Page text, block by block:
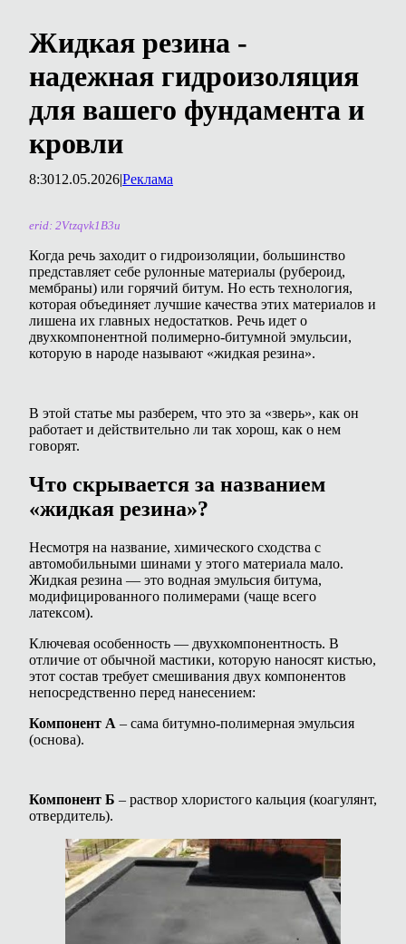
Жидкая резина -
надежная гидроизоляция
для вашего фундамента и
кровли
8:3012.05.2026|Реклама
erid: 2Vtzqvk1B3u
Когда речь заходит о гидроизоляции, большинство
представляет себе рулонные материалы (рубероид,
мембраны) или горячий битум. Но есть технология,
которая объединяет лучшие качества этих материалов и
лишена их главных недостатков. Речь идет о
двухкомпонентной полимерно-битумной эмульсии,
которую в народе называют «жидкая резина».
В этой статье мы разберем, что это за «зверь», как он
работает и действительно ли так хорош, как о нем
говорят.
Что скрывается за названием
«жидкая резина»?
Несмотря на название, химического сходства с
автомобильными шинами у этого материала мало.
Жидкая резина — это водная эмульсия битума,
модифицированного полимерами (чаще всего
латексом).
Ключевая особенность — двухкомпонентность. В
отличие от обычной мастики, которую наносят кистью,
этот состав требует смешивания двух компонентов
непосредственно перед нанесением:
Компонент А – сама битумно-полимерная эмульсия
(основа).
Компонент Б – раствор хлористого кальция (коагулянт,
отвердитель).